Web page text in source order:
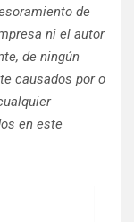
de
ni el autor
de ningún
causados ​​por o
en este